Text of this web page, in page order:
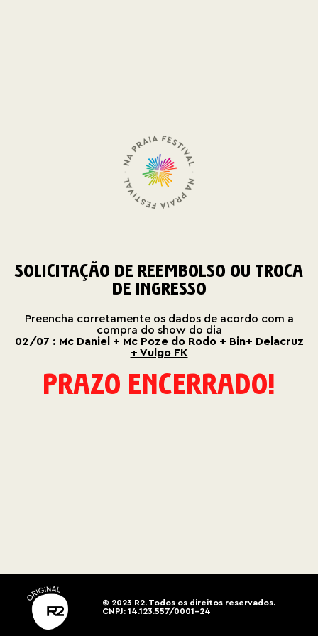
SOLICITAÇÃO DE REEMBOLSO OU TROCA
DE INGRESSO
Preencha corretamente os dados de acordo com a
compra do show do dia
02/07 : Mc Daniel + Mc Poze do Rodo + Bin+ Delacruz
+ Vulgo FK
PRAZO ENCERRADO!
© 2023 R2. Todos os direitos reservados.
CNPJ: 14.123.557/0001-24